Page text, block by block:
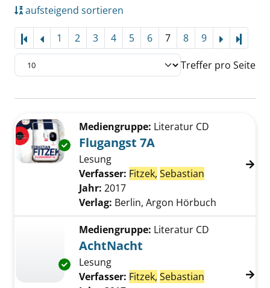
aufsteigend sortieren
1 2 3 4 5 6 7 8 9
Treffer pro Seite
Zu den Suchfiltern springen
Exemplar-Details von Flugangst 7A anzeigen
Mediengruppe: Literatur CD
Flugangst 7A
Lesung
Verfasser: Fitzek, Sebastian
Jahr: 2017
Verlag: Berlin, Argon Hörbuch
Exemplar-Details von AchtNacht anzeigen
Mediengruppe: Literatur CD
AchtNacht
Lesung
Verfasser: Fitzek, Sebastian Suche nach